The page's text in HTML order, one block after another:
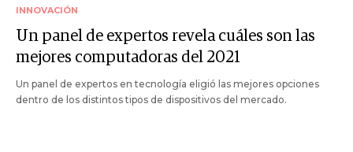
INNOVACIÓN
Un panel de expertos revela cuáles son las
mejores computadoras del 2021
Un panel de expertos en tecnología eligió las mejores opciones
dentro de los distintos tipos de dispositivos del mercado.